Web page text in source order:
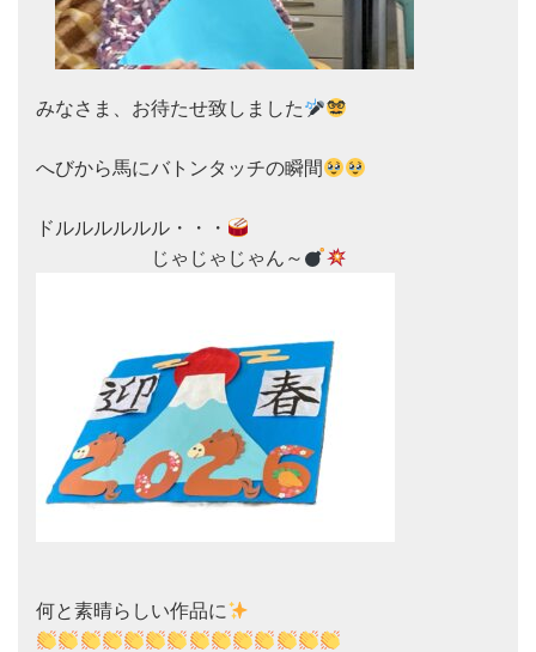
みなさま、お待たせ致しました
へびから馬にバトンタッチの瞬間
ドルルルルルル・・・
じゃじゃじゃん～
何と素晴らしい作品に